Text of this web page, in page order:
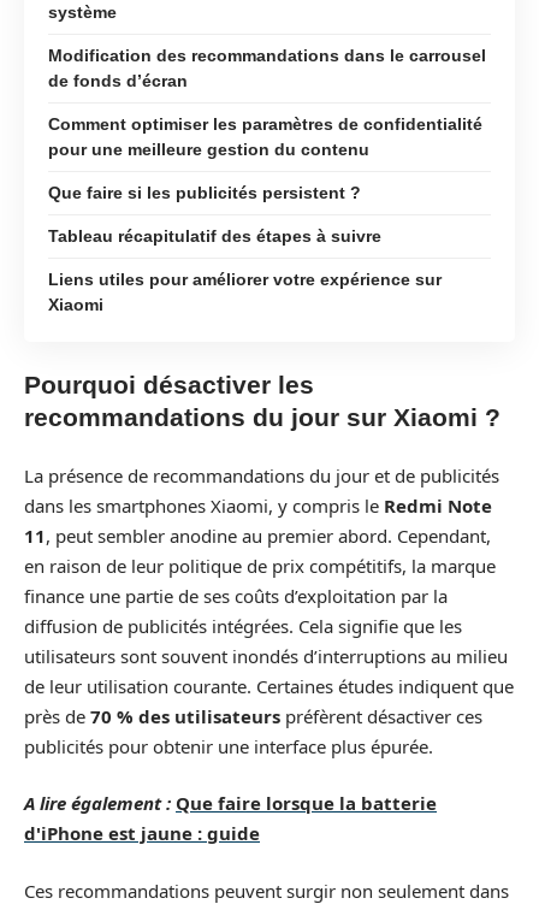
système
Modification des recommandations dans le carrousel
de fonds d’écran
Comment optimiser les paramètres de confidentialité
pour une meilleure gestion du contenu
Que faire si les publicités persistent ?
Tableau récapitulatif des étapes à suivre
Liens utiles pour améliorer votre expérience sur
Xiaomi
Pourquoi désactiver les
recommandations du jour sur Xiaomi ?
La présence de recommandations du jour et de publicités
dans les smartphones Xiaomi, y compris le Redmi Note
11, peut sembler anodine au premier abord. Cependant,
en raison de leur politique de prix compétitifs, la marque
finance une partie de ses coûts d’exploitation par la
diffusion de publicités intégrées. Cela signifie que les
utilisateurs sont souvent inondés d’interruptions au milieu
de leur utilisation courante. Certaines études indiquent que
près de 70 % des utilisateurs préfèrent désactiver ces
publicités pour obtenir une interface plus épurée.
A lire également : Que faire lorsque la batterie
d'iPhone est jaune : guide
Ces recommandations peuvent surgir non seulement dans